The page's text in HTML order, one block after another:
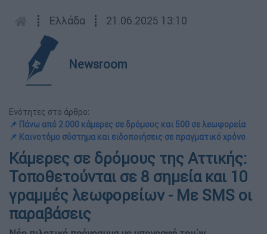
┋ Ελλάδα ┋ 21.06.2025 13:10
Newsroom
Ενότητες στο άρθρο:
📌 Πάνω από 2.000 κάμερες σε δρόμους και 500 σε λεωφορεία
📌 Καινοτόμο σύστημα και ειδοποιήσεις σε πραγματικό χρόνο
Κάμερες σε δρόμους της Αττικής:
Τοποθετούνται σε 8 σημεία και 10
γραμμές λεωφορείων - Με SMS οι
παραβάσεις